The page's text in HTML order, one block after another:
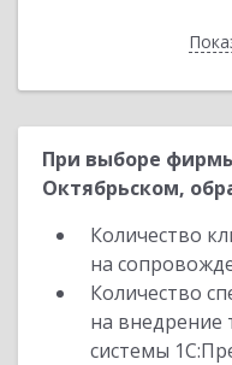
При выборе
Октябрьском,
Количество
на
Количество
на внедрение
системы